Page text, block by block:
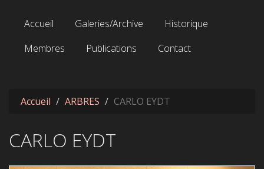
Accueil Galeries/Archive
Historique
Membres
Publications Contact
Accueil ARBRES CARLO EYDT
CARLO EYDT